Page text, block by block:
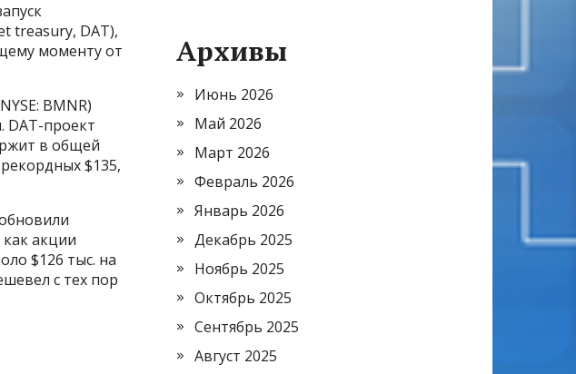
treasury, DAT),
моменту от
BMNR)
DAT-проект
в общей
$135,
акции
$126 тыс. на
с тех пор
Архивы
Июнь 2026
Май 2026
Март 2026
Февраль 2026
Январь 2026
Декабрь 2025
Ноябрь 2025
Октябрь 2025
Сентябрь 2025
Август 2025